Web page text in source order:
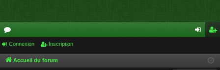
or
u cri
Connexion Inscription
Accueil du forum